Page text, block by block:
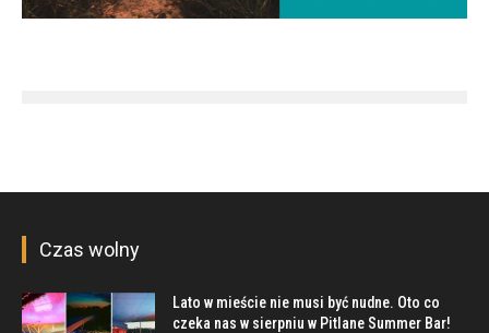
Czas wolny
Lato w mieście nie musi być nudne. Oto co
czeka nas w sierpniu w Pitlane Summer Bar!